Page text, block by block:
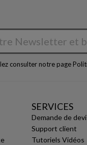
consulter notre page
SERVICES
Demande de
Support client
Tutoriels Vidéos